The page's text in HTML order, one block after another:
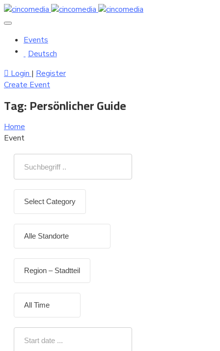
Events
Deutsch
Login | Register
Create Event
Tag:Persönlicher Guide
Home
Event